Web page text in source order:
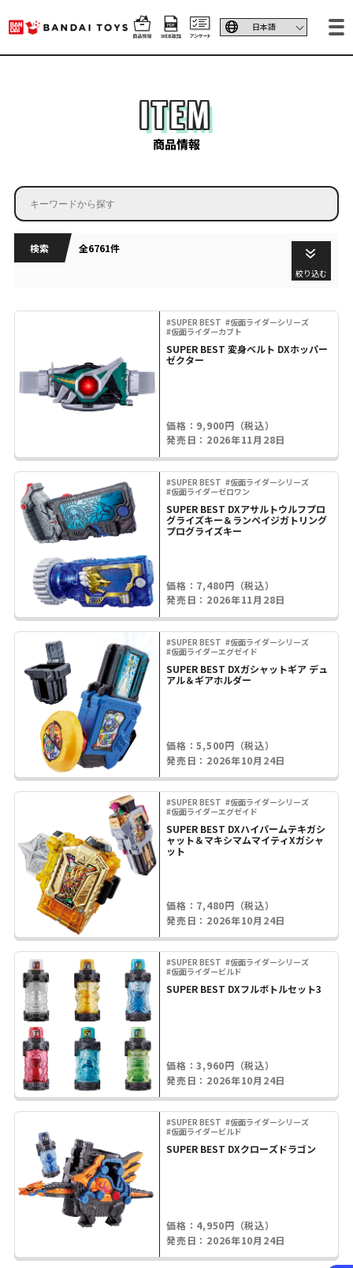
ITEM
商品情報
検索 全6761件
絞り込む
#SUPER BEST #仮面ライダーシリーズ
#仮面ライダーカブト
SUPER BEST 変身ベルト DXホッパー
ゼクター
価格：9,900円（税込）
発売日：2026年11月28日
#SUPER BEST #仮面ライダーシリーズ
#仮面ライダーゼロワン
SUPER BEST DXアサルトウルフプロ
グライズキー＆ランペイジガトリング
プログライズキー
価格：7,480円（税込）
発売日：2026年11月28日
#SUPER BEST #仮面ライダーシリーズ
#仮面ライダーエグゼイド
SUPER BEST DXガシャットギア デュ
アル＆ギアホルダー
価格：5,500円（税込）
発売日：2026年10月24日
#SUPER BEST #仮面ライダーシリーズ
#仮面ライダーエグゼイド
SUPER BEST DXハイパームテキガシ
ャット＆マキシマムマイティXガシャ
ット
価格：7,480円（税込）
発売日：2026年10月24日
#SUPER BEST #仮面ライダーシリーズ
#仮面ライダービルド
SUPER BEST DXフルボトルセット3
価格：3,960円（税込）
発売日：2026年10月24日
#SUPER BEST #仮面ライダーシリーズ
#仮面ライダービルド
SUPER BEST DXクローズドラゴン
価格：4,950円（税込）
発売日：2026年10月24日